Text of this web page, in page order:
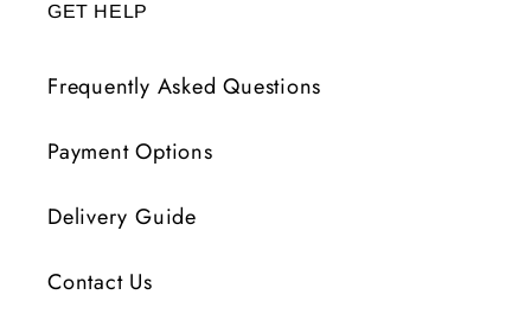
GET HELP
Frequently Asked Questions
Payment Options
Delivery Guide
Contact Us